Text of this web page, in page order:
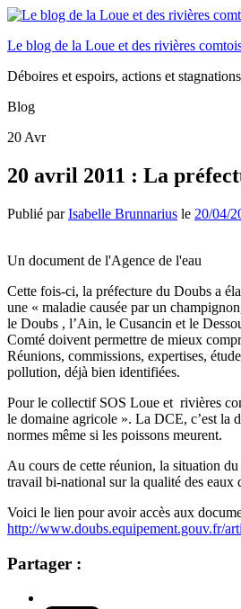
Le blog de la Loue et des rivières
Déboires et espoirs, actions et
Blog
20 Avr
20 avril 2011 : La
Publié parIsabelle Brunnarius le 20/04/
Un document de l'Agence de l'eau
Cette fois-ci, la préfecture du Doubs a
une « maladie causée par un
le Doubs , l’Ain, le Cusancin et le
Comté doivent permettre de mieux
Réunions, commissions, expertises,
pollution, déjà bien identifiées.
Pour le collectif SOS Loue et rivières
le domaine agricole ». La DCE, c’est la
normes même si les poissons meurent.
Au cours de cette réunion, la situation
travail bi-national sur la qualité des eaux
Voici le lien pour avoir accès aux
http://www.doubs.equipement.gouv.fr/
Partager :